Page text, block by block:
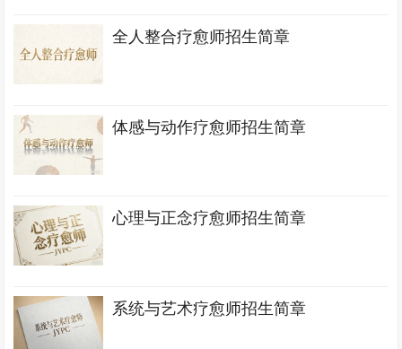
全人整合疗愈师招生简章
体感与动作疗愈师招生简章
心理与正念疗愈师招生简章
系统与艺术疗愈师招生简章